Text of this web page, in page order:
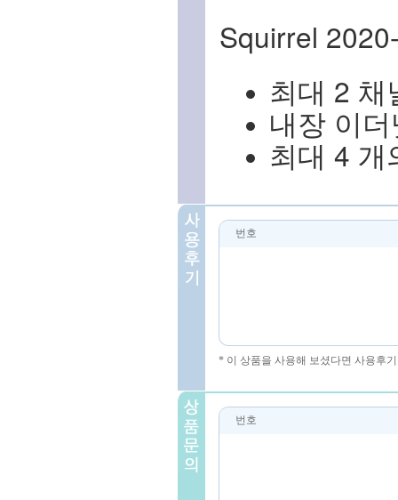
Squirrel
최대 2 채
내장 이
최대 4 개
번호
* 이 상품을 사용해 보셨다면 사용후
번호